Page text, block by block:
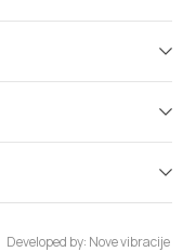
Developed by: Nove vibracije